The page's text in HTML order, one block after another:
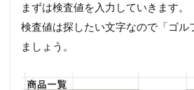
まずは検査値を入力していきます。
検査値は探したい文字なので「ゴル
ましょう。